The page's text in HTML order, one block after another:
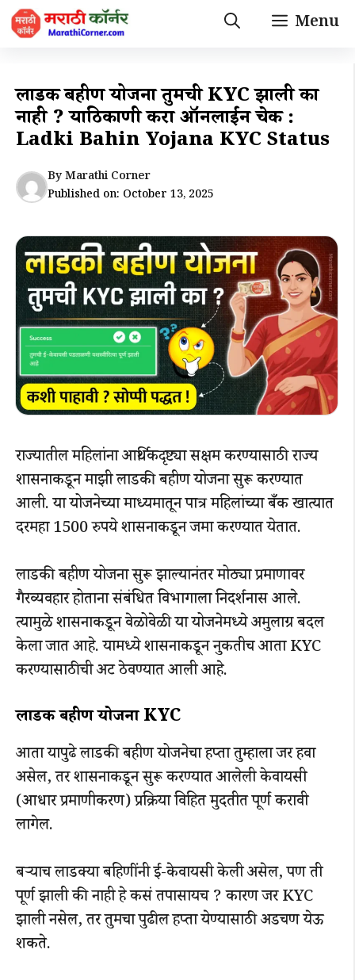
Skip
to
Menu
लाडकी बहीण योजना तुमची KYC झाली का
नाही ? याठिकाणी करा ऑनलाईन चेक :
Ladki Bahin Yojana KYC Status
ByMarathi Corner
Published on: October 13, 2025
राज्यातील महिलांना आर्थिकदृष्ट्या सक्षम करण्यासाठी राज्य
शासनाकडून माझी लाडकी बहीण योजना सुरू करण्यात
आली. या योजनेच्या माध्यमातून पात्र महिलांच्या बँक खात्यात
दरमहा 1500 रुपये शासनाकडून जमा करण्यात येतात.
लाडकी बहीण योजना सुरू झाल्यानंतर मोठ्या प्रमाणावर
गैरव्यवहार होताना संबंधित विभागाला निदर्शनास आले.
त्यामुळे शासनाकडून वेळोवेळी या योजनेमध्ये अमुलाग्र बदल
केला जात आहे. यामध्ये शासनाकडून नुकतीच आता KYC
करण्यासाठीची अट ठेवण्यात आली आहे.
लाडकी बहीण योजना KYC
आता यापुढे लाडकी बहीण योजनेचा हप्ता तुम्हाला जर हवा
असेल, तर शासनाकडून सुरू करण्यात आलेली केवायसी
(आधार प्रमाणीकरण) प्रक्रिया विहित मुदतीत पूर्ण करावी
लागेल.
बऱ्याच लाडक्या बहिणींनी ई-केवायसी केली असेल, पण ती
पूर्ण झाली की नाही हे कसं तपासायच ? कारण जर KYC
झाली नसेल, तर तुमचा पुढील हप्ता येण्यासाठी अडचण येऊ
शकते.